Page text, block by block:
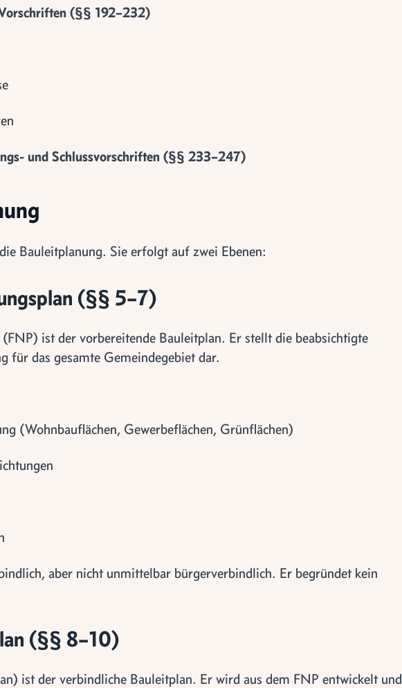
(§§ 192–232)
und Schlussvorschriften (§§ 233–247)
Bauleitplanung. Sie erfolgt auf zwei Ebenen:
(§§ 5–7)
ist der vorbereitende Bauleitplan. Er stellt die beabsichtigte
für das gesamte Gemeindegebiet dar.
(Wohnbauflächen, Gewerbeflächen, Grünflächen)
aber nicht unmittelbar bürgerverbindlich. Er begründet kein
(§§ 8–10)
ist der verbindliche Bauleitplan. Er wird aus dem FNP entwickelt und